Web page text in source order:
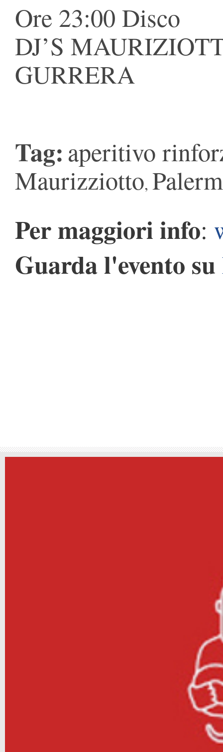
Ore 23:00 Disco
DJ’S
GURRERA
Tag: aperitivo
Maurizziotto,
Per maggiori info:
Guarda l'evento su